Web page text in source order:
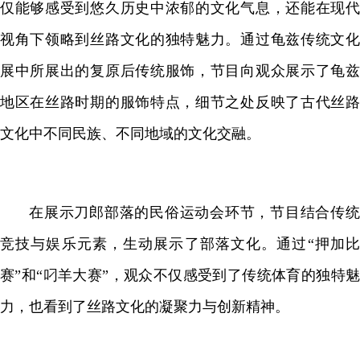
仅能够感受到悠久历史中浓郁的文化气息，还能在现代
视角下领略到丝路文化的独特魅力。通过龟兹传统文化
展中所展出的复原后传统服饰，节目向观众展示了龟兹
地区在丝路时期的服饰特点，细节之处反映了古代丝路
文化中不同民族、不同地域的文化交融。
在展示刀郎部落的民俗运动会环节，节目结合传统
竞技与娱乐元素，生动展示了部落文化。通过“押加比
赛”和“叼羊大赛”，观众不仅感受到了传统体育的独特魅
力，也看到了丝路文化的凝聚力与创新精神。